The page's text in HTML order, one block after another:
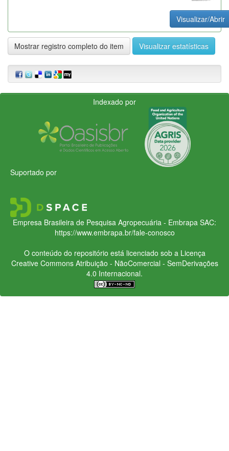
Visualizar/Abrir
Mostrar registro completo do item Visualizar estatísticas
Indexado por
Suportado por
Empresa Brasileira de Pesquisa Agropecuária - Embrapa SAC:
https://www.embrapa.br/fale-conosco
O conteúdo do repositório está licenciado sob a Licença
Creative CommonsAtribuição - NãoComercial - SemDerivações
4.0 Internacional.